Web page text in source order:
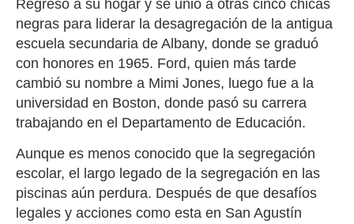
Regresó a su hogar y se unió a otras cinco chicas
negras para liderar la desagregación de la antigua
escuela secundaria de Albany, donde se graduó
con honores en 1965. Ford, quien más tarde
cambió su nombre a Mimi Jones, luego fue a la
universidad en Boston, donde pasó su carrera
trabajando en el Departamento de Educación.
Aunque es menos conocido que la segregación
escolar, el largo legado de la segregación en las
piscinas aún perdura. Después de que desafíos
legales y acciones como esta en San Agustín